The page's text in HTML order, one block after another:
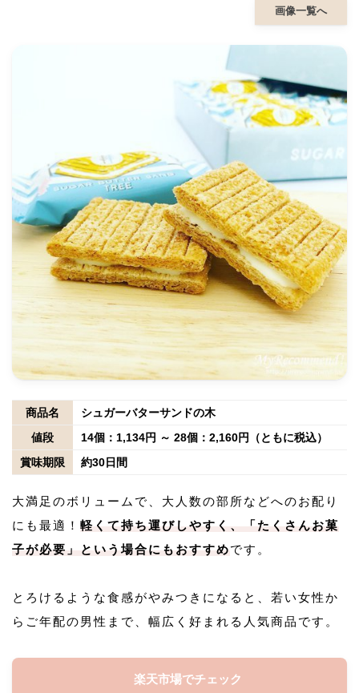
画像一覧へ
商品名
シュガーバターサンドの木
値段
14個：1,134円 ～ 28個：2,160円（ともに税込）
賞味期限
約30日間
大満足のボリュームで、大人数の部所などへのお配り
にも最適！ 軽くて持ち運びしやすく、「たくさんお菓
子が必要」という場合にもおすすめです。
とろけるような食感がやみつきになると、若い女性か
らご年配の男性まで、幅広く好まれる人気商品です。
楽天市場でチェック